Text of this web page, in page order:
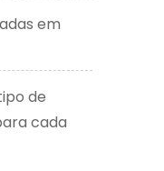
em
de
cada